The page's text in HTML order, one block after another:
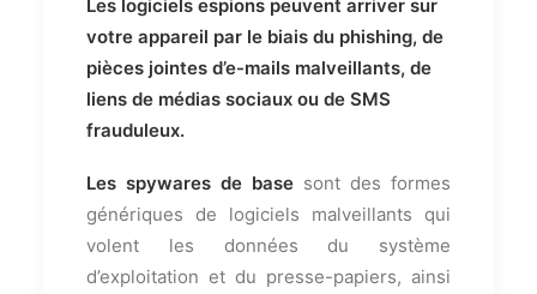
Les logiciels espions peuvent arriver sur
votre appareil par le biais du phishing, de
pièces jointes d’e-mails malveillants, de
liens de médias sociaux ou de SMS
frauduleux.
Les spywares de base sont des formes
génériques de logiciels malveillants qui
volent les données du système
d’exploitation et du presse-papiers, ainsi